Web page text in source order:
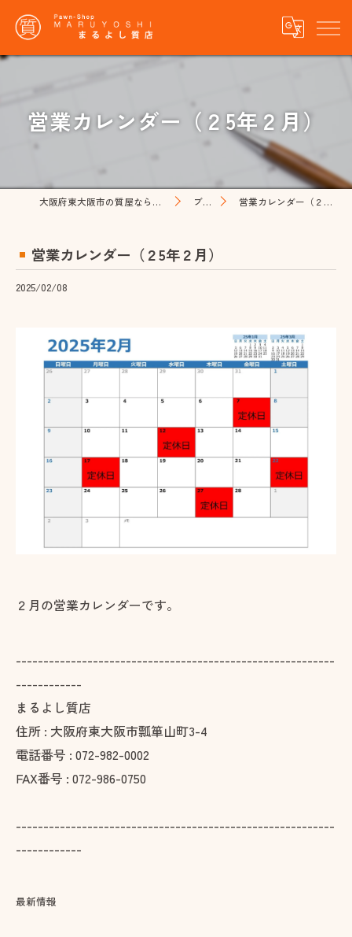
営業カレンダー（２5年２月）
大阪府東大阪市の質屋ならまるよし質店 ブログ 営業カレンダー（２5年２月）
営業カレンダー（２5年２月）
2025/02/08
２月の営業カレンダーです。
----------------------------------------------------------
------------
まるよし質店
住所 : 大阪府東大阪市瓢箪山町3-4
電話番号 : 072-982-0002
FAX番号 : 072-986-0750
----------------------------------------------------------
------------
最新情報